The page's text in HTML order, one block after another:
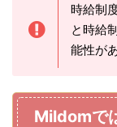
時給制
と時給
能性が
Mildomで